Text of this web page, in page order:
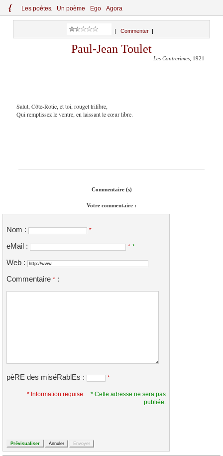
{ Les poètes Un poème Ego Agora
Commenter
Paul-Jean Toulet
Les Contrerimes , 1921
Salut, Côte-Rotie, et toi, rouget trilibre,
Qui remplissez le ventre, en laissant le cœur libre.
Commentaire (s)
Votre commentaire :
Nom : *
eMail : * *
Web :
Commentaire * :
pèRE des miséRablEs : *
* Information requise.
* Cette adresse ne sera pas
publiée.